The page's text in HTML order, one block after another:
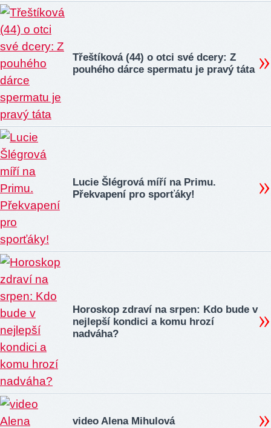
Třeštíková (44) o otci své dcery: Z
pouhého dárce spermatu je pravý táta
Lucie Šlégrová míří na Primu.
Překvapení pro sporťáky!
Horoskop zdraví na srpen: Kdo bude v
nejlepší kondici a komu hrozí
nadváha?
video Alena Mihulová